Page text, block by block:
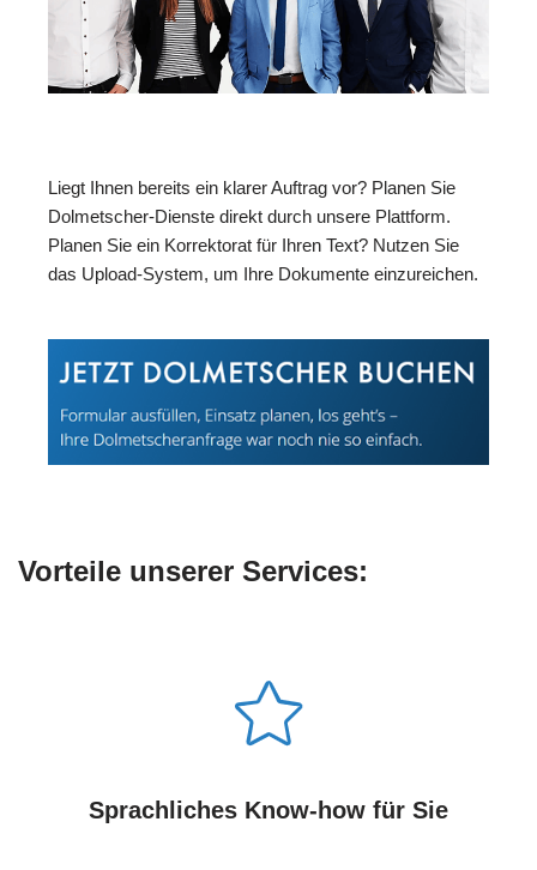
Liegt Ihnen bereits ein klarer Auftrag vor? Planen Sie
Dolmetscher-Dienste direkt durch unsere Plattform.
Planen Sie ein Korrektorat für Ihren Text? Nutzen Sie
das Upload-System, um Ihre Dokumente einzureichen.
Vorteile unserer Services:
Sprachliches Know-how für Sie